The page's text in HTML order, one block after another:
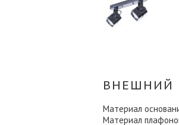
ВНЕШНИЙ
Материал
Материал